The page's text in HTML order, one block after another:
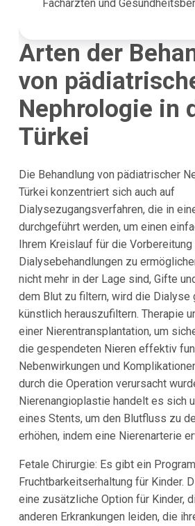
Fachärzten und
Arten der
von
Nephrologie in
Türkei
Die Behandlung von pädiatrischer
Türkei konzentriert sich auch auf
Dialysezugangsverfahren, die in
durchgeführt werden, um einen
Ihrem Kreislauf für die Vorbereitung
Dialysebehandlungen zu
nicht mehr in der Lage sind, Gifte
dem Blut zu filtern, wird die Dialyse
künstlich herauszufiltern. Therapie
einer Nierentransplantation, um
die gespendeten Nieren effektiv
Nebenwirkungen und
durch die Operation verursacht
Nierenangioplastie handelt es sich
eines Stents, um den Blutfluss zu
erhöhen, indem eine Nierenarterie
Fetale Chirurgie: Es gibt ein
Fruchtbarkeitserhaltung für Kinder.
eine zusätzliche Option für Kinder,
anderen Erkrankungen leiden, die